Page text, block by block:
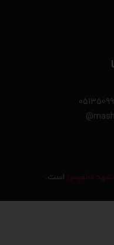
دانفوساست.